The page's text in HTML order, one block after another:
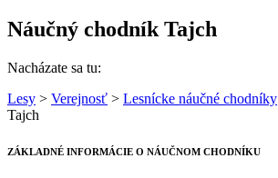
Náučný chodník Tajch
Nacházate sa tu:
Lesy > Verejnosť > Lesnícke náučné chodníky
Tajch
ZÁKLADNÉ INFORMÁCIE O NÁUČNOM CHODNÍKU